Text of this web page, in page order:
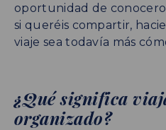
oportunidad de
si queréis compartir,
viaje sea todavía más
¿Qué significa
organizado?